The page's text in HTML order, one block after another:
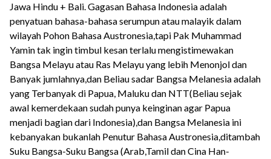
Jawa Hindu + Bali. Gagasan Bahasa Indonesia adalah
penyatuan bahasa-bahasa serumpun atau malayik dalam
wilayah Pohon Bahasa Austronesia,tapi Pak Muhammad
Yamin tak ingin timbul kesan terlalu mengistimewakan
Bangsa Melayu atau Ras Melayu yang lebih Menonjol dan
Banyak jumlahnya,dan Beliau sadar Bangsa Melanesia adalah
yang Terbanyak di Papua, Maluku dan NTT(Beliau sejak
awal kemerdekaan sudah punya keinginan agar Papua
menjadi bagian dari Indonesia),dan Bangsa Melanesia ini
kebanyakan bukanlah Penutur Bahasa Austronesia,ditambah
Suku Bangsa-Suku Bangsa (Arab,Tamil dan Cina Han-